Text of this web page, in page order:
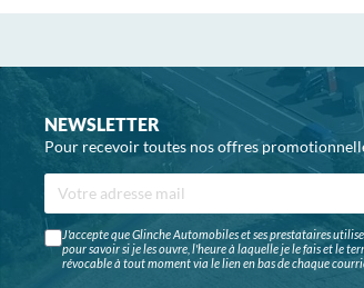
NEWSLETTER
Pour recevoir toutes nos offres
J'accepte que Glinche Automobiles et ses prestataires
pour savoir si je les ouvre, l'heure à laquelle je le fais et le
révocable à tout moment via le lien en bas de chaque